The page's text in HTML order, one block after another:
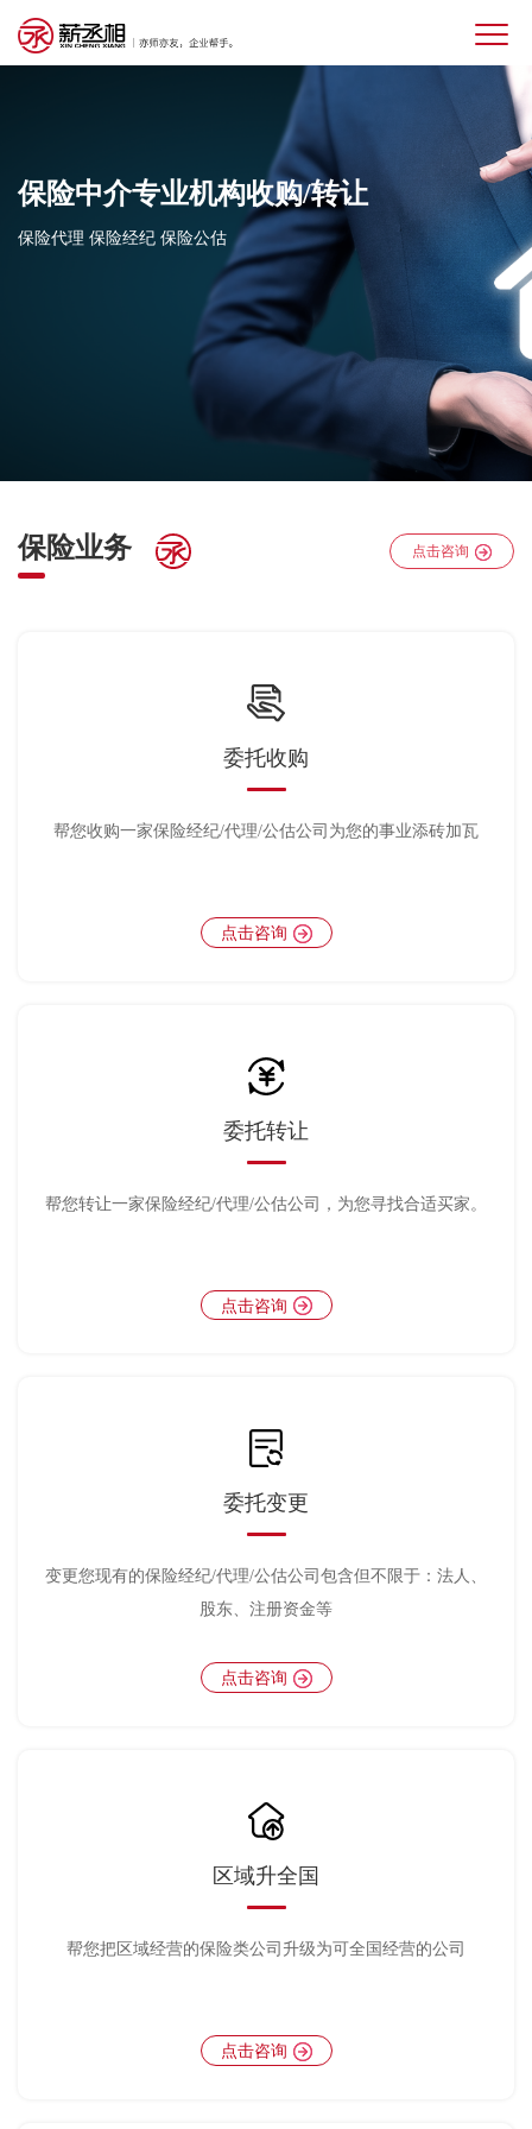
保险中介专业机构收购/转让
保险代理 保险经纪 保险公估
保险业务 点击咨询
委托收购
帮您收购一家保险经纪/代理/公估公司为您的事业添砖加瓦
点击咨询
委托转让
帮您转让一家保险经纪/代理/公估公司，为您寻找合适买家。
点击咨询
委托变更
变更您现有的保险经纪/代理/公估公司包含但不限于：法人、
股东、注册资金等
点击咨询
区域升全国
帮您把区域经营的保险类公司升级为可全国经营的公司
点击咨询